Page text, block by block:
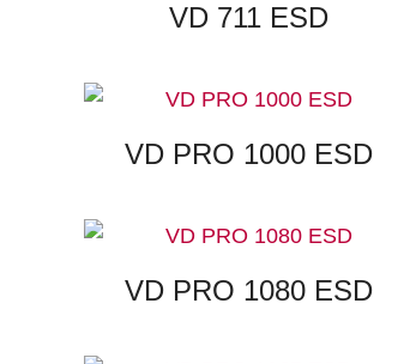
VD 711 ESD
VD PRO 1000 ESD
VD PRO 1080 ESD